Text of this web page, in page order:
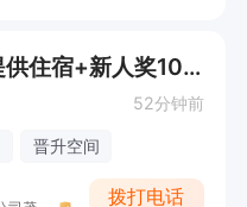
站点直招美团送餐员（提供住宿+新人奖1000）
52分钟前
晋升空间
拨打电话